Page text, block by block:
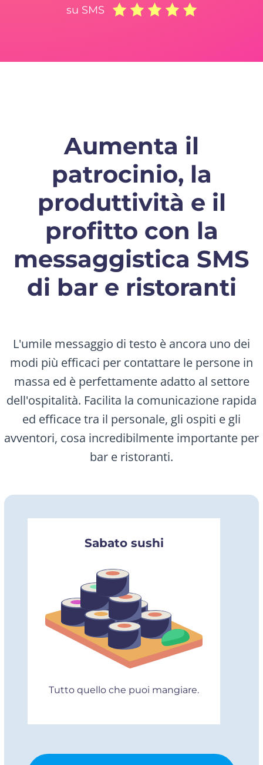
su SMS
Aumenta il
patrocinio, la
produttività e il
profitto con la
messaggistica SMS
di bar e ristoranti
L'umile messaggio di testo è ancora uno dei
modi più efficaci per contattare le persone in
massa ed è perfettamente adatto al settore
dell'ospitalità. Facilita la comunicazione rapida
ed efficace tra il personale, gli ospiti e gli
avventori, cosa incredibilmente importante per
bar e ristoranti.
Sabato sushi
Tutto quello che puoi mangiare.